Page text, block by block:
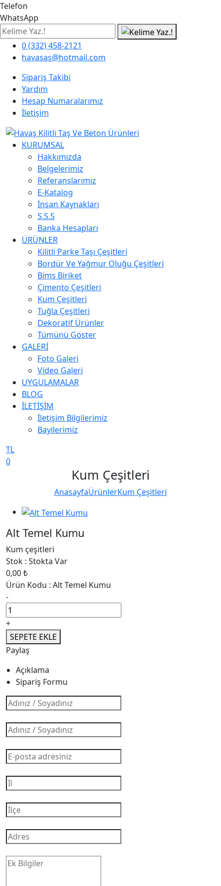
Telefon
WhatsApp
0 (332) 458-2121
havasas@hotmail.com
Sipariş Takibi
Yardım
Hesap Numaralarımız
İletişim
KURUMSAL
Hakkımızda
Belgelerimiz
Referanslarımız
E-Katalog
İnsan Kaynakları
S.S.S
Banka Hesapları
ÜRÜNLER
Kilitli Parke Taşı Çeşitleri
Bordür Ve Yağmur Oluğu Çeşitleri
Bims Biriket
Çimento Çeşitleri
Kum Çeşitleri
Tuğla Çeşitleri
Dekoratif Ürünler
Tümünü Göster
GALERİ
Foto Galeri
Video Galeri
UYGULAMALAR
BLOG
İLETİŞİM
İletişim Bilgilerimiz
Bayilerimiz
TL
0
Kum Çeşitleri
AnasayfaÜrünlerKum Çeşitleri
Alt Temel Kumu
Kum çeşitleri
Stok : Stokta Var
0,00 ₺
Ürün Kodu : Alt Temel Kumu
-
+
SEPETE EKLE
Paylaş
Açıklama
Sipariş Formu